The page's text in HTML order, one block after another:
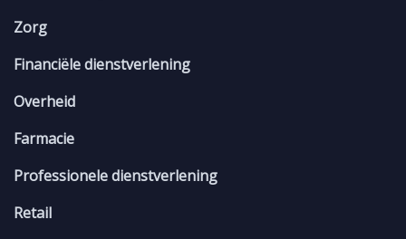
Zorg
Financiële dienstverlening
Overheid
Farmacie
Professionele dienstverlening
Retail